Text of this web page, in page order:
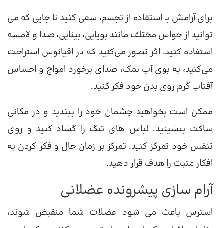
برای آرامش با استفاده از تجسم، سعی کنید تا جایی که می
توانید از حواس مختلف مانند بویایی، بینایی، صدا و لامسه
استفاده کنید. اگر تصور می‌کنید که در اقیانوس استراحت
می‌کنید، به بوی آب نمک، صدای برخورد امواج و احساس
آفتاب گرم روی بدن خود فکر کنید.
ممکن است بخواهید چشمان خود را ببندید و در مکانی
ساکت بنشینید. لباس های تنگ را گشاد کنید و روی
تنفس خود تمرکز کنید. تمرکز بر زمان حال و فکر کردن به
افکار مثبت را هدف قرار دهید.
آرام سازی پیشرونده عضلانی
استرس باعث می شود عضلات شما منقبض شوند،